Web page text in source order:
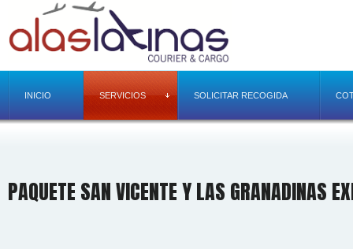
INICIO SERVICIOS SOLICITAR RECOGIDA
PAQUETE SAN VICENTE Y LAS GRANADINAS